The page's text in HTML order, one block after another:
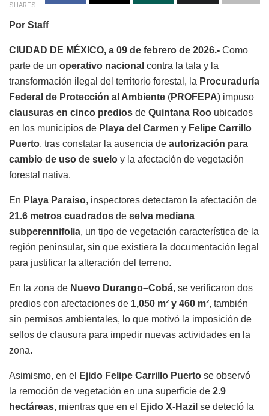
SHARES
Por Staff
CIUDAD DE MÉXICO, a 09 de febrero de 2026.- Como
parte de un operativo nacional contra la tala y la
transformación ilegal del territorio forestal, la Procuraduría
Federal de Protección al Ambiente (PROFEPA) impuso
clausuras en cinco predios de Quintana Roo ubicados
en los municipios de Playa del Carmen y Felipe Carrillo
Puerto, tras constatar la ausencia de autorización para
cambio de uso de suelo y la afectación de vegetación
forestal nativa.
En Playa Paraíso, inspectores detectaron la afectación de
21.6 metros cuadrados de selva mediana
subperennifolia, un tipo de vegetación característica de la
región peninsular, sin que existiera la documentación legal
para justificar la alteración del terreno.
En la zona de Nuevo Durango–Cobá, se verificaron dos
predios con afectaciones de 1,050 m² y 460 m², también
sin permisos ambientales, lo que motivó la imposición de
sellos de clausura para impedir nuevas actividades en la
zona.
Asimismo, en el Ejido Felipe Carrillo Puerto se observó
la remoción de vegetación en una superficie de 2.9
hectáreas, mientras que en el Ejido X-Hazil se detectó la